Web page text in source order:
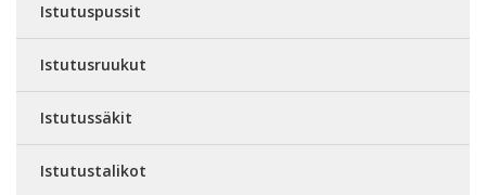
Istutuspussit
Istutusruukut
Istutussäkit
Istutustalikot